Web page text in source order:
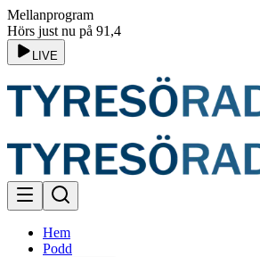
Mellanprogram
Hörs just nu på 91,4
LIVE
Hem
Podd